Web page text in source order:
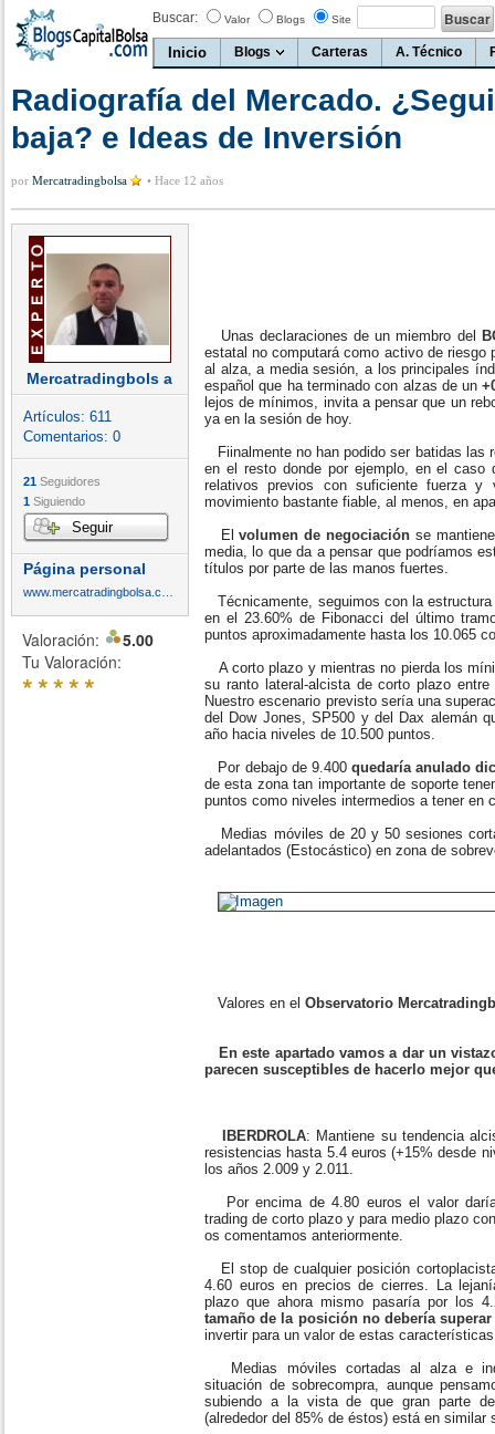
Buscar: Valor Blogs Site
Inicio Blogs Carteras A. Técnico
Radiografía del Mercado.
baja? e Ideas de Inversión
por Mercatradingbolsa • Hace 12 años
Mercatradingbols a
Artículos: 611
Comentarios: 0
21 Seguidores
1 Siguiendo
Seguir
Página personal
Valoración:
5.00
Tu Valoración:
*****
Unas declaraciones de un miembro del
estatal no computará como activo de riesgo
al alza, a media sesión, a los principales
español que ha terminado con alzas de un
lejos de mínimos, invita a pensar que un
ya en la sesión de hoy.
Fiinalmente no han podido ser batidas las
en el resto donde por ejemplo, en el caso
relativos previos con suficiente fuerza y
movimiento bastante fiable, al menos, en
Elvolumen de negociación se
media, lo que da a pensar que podríamos
títulos por parte de las manos fuertes.
Técnicamente, seguimos con la
en el 23.60% de Fibonacci del último
puntos aproximadamente hasta los 10.065
A corto plazo y mientras no pierda los
su ranto lateral-alcista de corto plazo
Nuestro escenario previsto sería una
del Dow Jones, SP500 y del Dax alemán
año hacia niveles de 10.500 puntos.
Por debajo de 9.400quedaría anulado
de esta zona tan importante de soporte
puntos como niveles intermedios a tener en
Medias móviles de 20 y 50 sesiones
adelantados (Estocástico) en zona de
Valores en el Observatorio
En este apartado vamos a dar un
parecen susceptibles de hacerlo mejor
IBERDROLA: Mantiene su tendencia
resistencias hasta 5.4 euros (+15% desde
los años 2.009 y 2.011.
Por encima de 4.80 euros el valor
trading de corto plazo y para medio plazo
os comentamos anteriormente.
El stop de cualquier posición
4.60 euros en precios de cierres. La
plazo que ahora mismo pasaría por los
tamaño de la posición no debería superar
invertir para un valor de estas
Medias móviles cortadas al alza e
situación de sobrecompra, aunque
subiendo a la vista de que gran parte
(alrededor del 85% de éstos) está en similar